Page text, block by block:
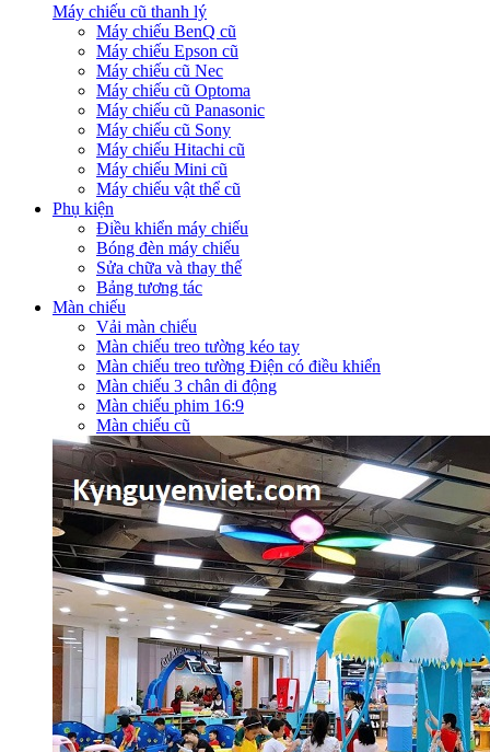
Máy chiếu cũ thanh lý
Máy chiếu BenQ cũ
Máy chiếu Epson cũ
Máy chiếu cũ Nec
Máy chiếu cũ Optoma
Máy chiếu cũ Panasonic
Máy chiếu cũ Sony
Máy chiếu Hitachi cũ
Máy chiếu Mini cũ
Máy chiếu vật thể cũ
Phụ kiện
Điều khiển máy chiếu
Bóng đèn máy chiếu
Sửa chữa và thay thế
Bảng tương tác
Màn chiếu
Vải màn chiếu
Màn chiếu treo tường kéo tay
Màn chiếu treo tường Điện có điều khiển
Màn chiếu 3 chân di động
Màn chiếu phim 16:9
Màn chiếu cũ